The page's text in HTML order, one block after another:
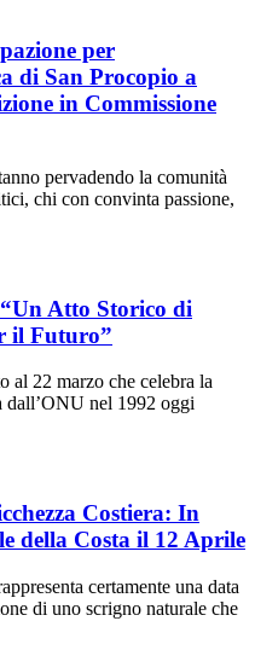
per
di San Procopio a
in Commissione
pervadendo la comunità
chi con convinta passione,
Atto Storico di
il Futuro”
al 22 marzo che celebra la
dall’ONU nel 1992 oggi
Costiera: In
della Costa il 12 Aprile
certamente una data
di uno scrigno naturale che